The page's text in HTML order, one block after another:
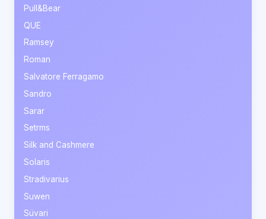
Pull&Bear
QUE
Ramsey
Roman
Salvatore Ferragamo
Sandro
Sarar
Setrms
Silk and Cashmere
Solaris
Stradivarius
Suwen
Süvari